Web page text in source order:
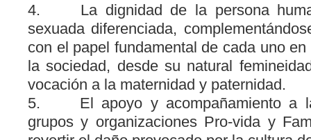
4. La dignidad de la persona
sexuada diferenciada,
con el papel fundamental de cada uno
la sociedad, desde su natural
vocación a la maternidad y paternidad.
5. El apoyo y acompañamiento a
grupos y organizaciones Pro-vida y